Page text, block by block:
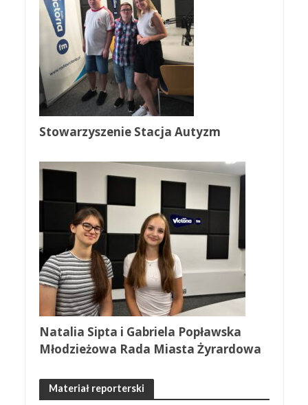
Stowarzyszenie Stacja Autyzm
Natalia Sipta i Gabriela Popławska
Młodzieżowa Rada Miasta Żyrardowa
Materiał reporterski